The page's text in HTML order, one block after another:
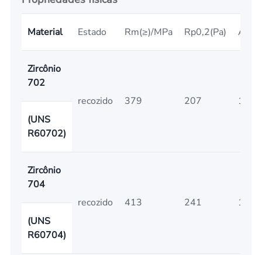
Material Estado Rm(≥)/MPa Rp0,2(Pa)
Zircônio
702
recozido
379 207
16
(UNS
R60702)
Zircônio
704
recozido
413 241
14
(UNS
R60704)